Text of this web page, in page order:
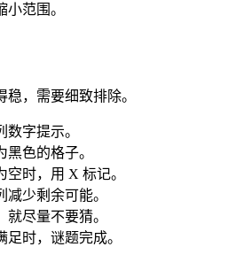
范围。
，需要细致排除。
字提示。
色的格子。
空时，用 X 标记。
少剩余可能。
就尽量不要猜。
时，谜题完成。